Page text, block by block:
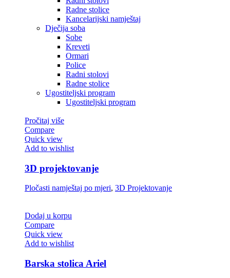
Radne stolice
Kancelarijski namještaj
Dječija soba
Sobe
Kreveti
Ormari
Police
Radni stolovi
Radne stolice
Ugostiteljski program
Ugostiteljski program
Pročitaj više
Compare
Quick view
Add to wishlist
3D projektovanje
Pločasti namještaj po mjeri, 3D Projektovanje
Dodaj u korpu
Compare
Quick view
Add to wishlist
Barska stolica Ariel